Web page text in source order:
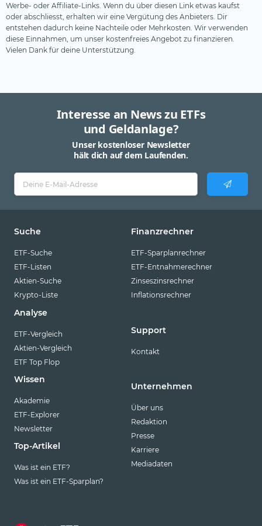
Werbe- oder Affiliate-Links. Wenn du über diesen Link etwas kaufst
oder abschliesst, erhalten wir eine Vergütung des Anbieters. Dir
entstehen dadurch keine Nachteile oder Mehrkosten. Wir verwenden
diese Einnahmen, um unser kostenfreies Angebot zu finanzieren.
Vielen Dank für deine Unterstützung.
Interesse an News zu ETFs
und Geldanlage?
Unser kostenloser Newsletter
hält dich auf dem Laufenden.
Suche
ETF-Suche
ETF-Listen
Aktien-Suche
Krypto-Liste
Analyse
ETF-Vergleich
Aktien-Vergleich
ETF Top Flop
Wissen
Akademie
ETF-Explorer
Newsletter
Top-Artikel
Was ist ein ETF?
Was ist ein ETF-Sparplan?
Finanzrechner
ETF-Sparplanrechner
ETF-Entnahmerechner
Zinseszinsrechner
Inflationsrechner
Support
Kontakt
Unternehmen
Über uns
Redaktion
Presse
Karriere
Mediadaten